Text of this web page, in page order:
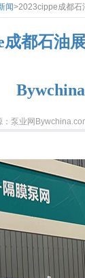
闻>2023cippe成都石
成都石油
：泵业网